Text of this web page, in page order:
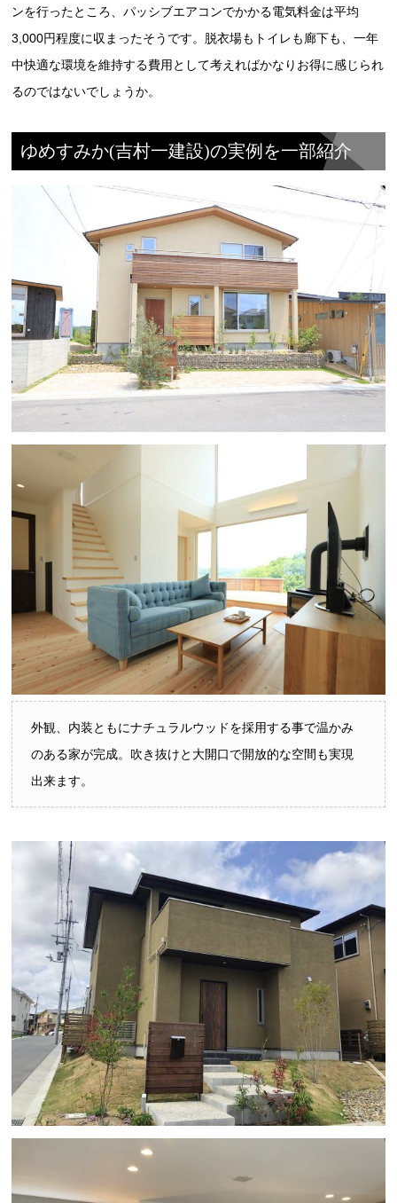
ンを行ったところ、パッシブエアコンでかかる電気料金は平均
3,000円程度に収まったそうです。脱衣場もトイレも廊下も、一年
中快適な環境を維持する費用として考えればかなりお得に感じられ
るのではないでしょうか。
ゆめすみか(吉村一建設)の実例を一部紹介
外観、内装ともにナチュラルウッドを採用する事で温かみ
のある家が完成。吹き抜けと大開口で開放的な空間も実現
出来ます。